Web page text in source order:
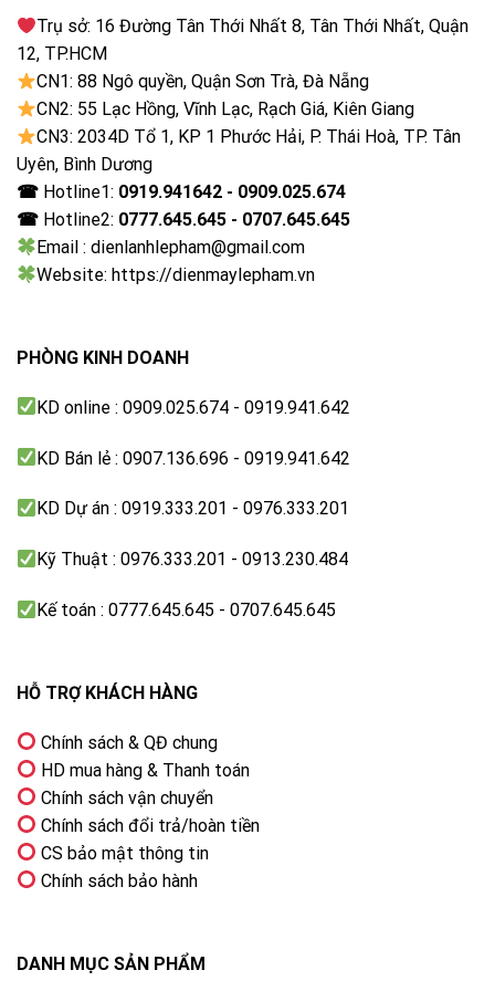
Bộ xử lý AiPQ Pro thông minh giúp tối ưu mọi tín hiệu
hiệu quả
Một số thuật toán AI thông minh mà chip xử lý này
đang sở hữu là:
– AI-Scene: Công nghệ AI-Scene có khả năng tự động
điều chỉnh các thông số của hình ảnh dựa trên sự
phân loại nội dung, giúp cho cảnh phim có được các
hiệu ứng hiển thị phù hợp với các loại nội dung khác
nhau.
nhận diện và phân tích hình ảnh dựa trên độ phân giải
mang đến kết quả hình ảnh rõ ràng hơn cho người xem.
– AI-Color: Công nghệ AI-Color tối ưu hình ảnh bằng
cách hiệu chỉnh các thông số như độ bão hòa, sắc thái
màu và độ tương phản để khung hình hiển thị một
cách chân thực và rực rỡ sắc màu.
Trụ sở: 16 Đường Tân Thới Nhất 8, Tân Thới Nhất, Quận
12, TP.HCM
CN1: 88 Ngô quyền, Quận Sơn Trà, Đà Nẵng
CN2: 55 Lạc Hồng, Vĩnh Lạc, Rạch Giá, Kiên Giang
CN3: 2034D Tổ 1, KP 1 Phước Hải, P. Thái Hoà, TP. Tân
Uyên, Bình Dương
☎ Hotline1: 0919.941642 - 0909.025.674
☎ Hotline2: 0777.645.645 - 0707.645.645
Email : dienlanhlepham@gmail.com
Website: https://dienmaylepham.vn
PHÒNG KINH DOANH
KD online : 0909.025.674 - 0919.941.642
KD Bán lẻ : 0907.136.696 - 0919.941.642
KD Dự án : 0919.333.201 - 0976.333.201
Kỹ Thuật : 0976.333.201 - 0913.230.484
Kế toán : 0777.645.645 - 0707.645.645
HỖ TRỢ KHÁCH HÀNG
Chính sách & QĐ chung
HD mua hàng & Thanh toán
Chính sách vận chuyển
Chính sách đổi trả/hoàn tiền
CS bảo mật thông tin
Chính sách bảo hành
DANH MỤC SẢN PHẨM